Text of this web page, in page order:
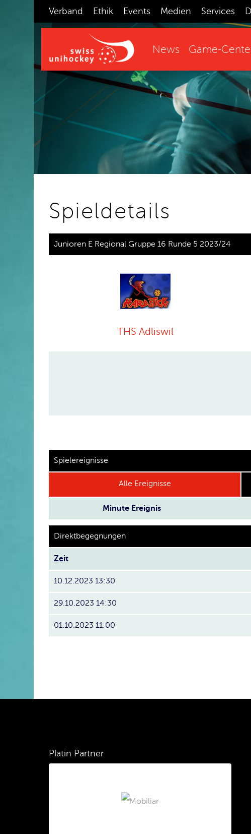
Verband Ethik Events Medien Services
News Game-
Spieldetails
Junioren E Regional Gruppe 16 Runde 5 2023/24
THS Adliswil
Spielereignisse
Alle Ereignisse
Minute Ereignis
Direktbegegnungen
Zeit
10.12.2023 13:30
29.10.2023 14:30
01.10.2023 11:00
Platin Partner